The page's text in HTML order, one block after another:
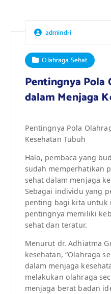
admindri
Olahraga Sehat
Pentingnya Pola
dalam Menjaga
Pentingnya Pola
Kesehatan Tubuh
Halo, pembaca yang
sudah memperhatikan
sehat dalam menjaga
Sebagai individu yang
penting bagi kita untuk
pentingnya memiliki
sehat dan teratur.
Menurut dr. Adhiatma
kesehatan, “Olahraga
dalam menjaga
melakukan olahraga
menjaga berat badan